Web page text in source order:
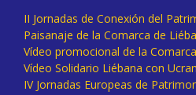
II Jornadas de Conexión del
Paisanaje de la Comarca de
Vídeo promocional de la
Vídeo Solidario Liébana con
IV Jornadas Europeas de